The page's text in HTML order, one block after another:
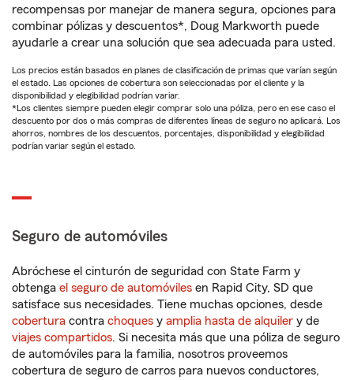
recompensas por manejar de manera segura, opciones para
combinar pólizas y descuentos*, Doug Markworth puede
ayudarle a crear una solución que sea adecuada para usted.
Los precios están basados en planes de clasificación de primas que varían según
el estado. Las opciones de cobertura son seleccionadas por el cliente y la
disponibilidad y elegibilidad podrían variar.
*Los clientes siempre pueden elegir comprar solo una póliza, pero en ese caso el
descuento por dos o más compras de diferentes líneas de seguro no aplicará. Los
ahorros, nombres de los descuentos, porcentajes, disponibilidad y elegibilidad
podrían variar según el estado.
Seguro de automóviles
Abróchese el cinturón de seguridad con State Farm y
obtenga el seguro de automóviles en Rapid City, SD que
satisface sus necesidades. Tiene muchas opciones, desde
cobertura contra choques y amplia hasta de alquiler y de
viajes compartidos. Si necesita más que una póliza de seguro
de automóviles para la familia, nosotros proveemos
cobertura de seguro de carros para nuevos conductores,